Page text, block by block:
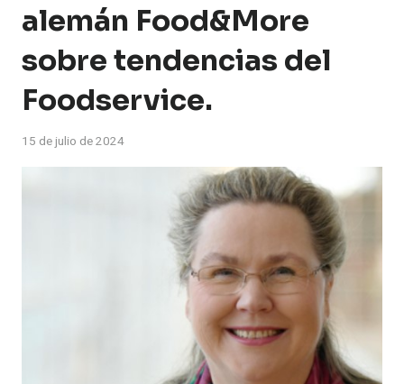
alemán Food&More
sobre tendencias del
Foodservice.
15 de julio de 2024